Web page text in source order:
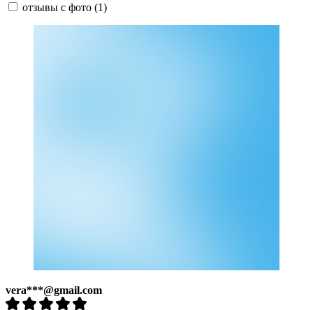
отзывы с фото (1)
vera***@gmail.com